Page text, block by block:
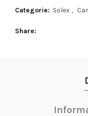
Categorie: Solex ,
Share